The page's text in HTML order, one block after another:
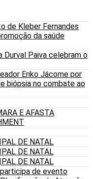
de Kleber Fernandes
da saúde
Durval Paiva celebram o
Eriko Jácome por
biópsia no combate ao
E AFASTA
DE NATAL
DE NATAL
DE NATAL
de evento